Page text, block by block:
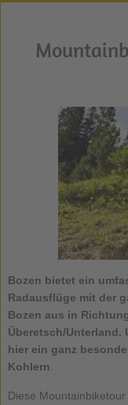
Bozen bietet ein
Radausflüge mit der
Bozen aus in
Überetsch/Unterland.
hier ein ganz
Kohlern
Diese Mountainbiketour